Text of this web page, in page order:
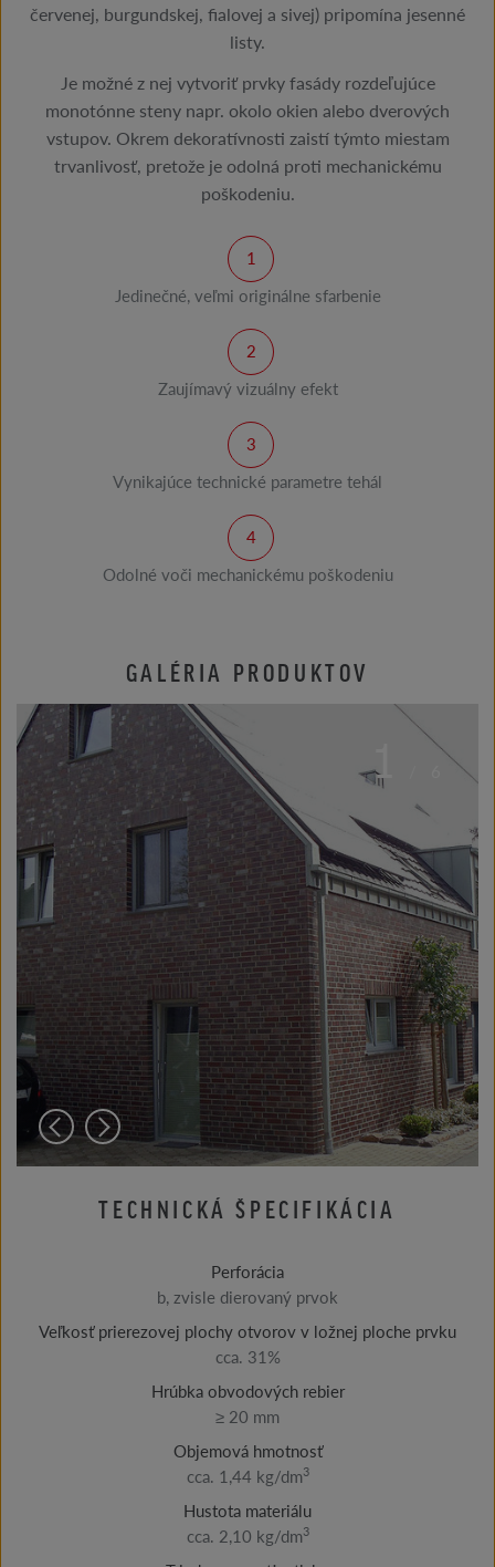
červenej, burgundskej, fialovej a sivej) pripomína jesenné
listy.
Je možné z nej vytvoriť prvky fasády rozdeľujúce
monotónne steny napr. okolo okien alebo dverových
vstupov. Okrem dekoratívnosti zaistí týmto miestam
trvanlivosť, pretože je odolná proti mechanickému
poškodeniu.
Jedinečné, veľmi originálne sfarbenie
Zaujímavý vizuálny efekt
Vynikajúce technické parametre tehál
Odolné voči mechanickému poškodeniu
GALÉRIA PRODUKTOV
1
TECHNICKÁ ŠPECIFIKÁCIA
Perforácia
b, zvisle dierovaný prvok
Veľkosť prierezovej plochy otvorov v ložnej ploche prvku
cca. 31%
Hrúbka obvodových rebier
≥ 20 mm
Objemová hmotnosť
cca. 1,44 kg/dm3
Hustota materiálu
cca. 2,10 kg/dm3